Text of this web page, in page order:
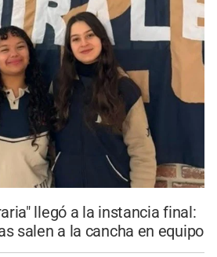
llegó a la instancia final:
salen a la cancha en equipo